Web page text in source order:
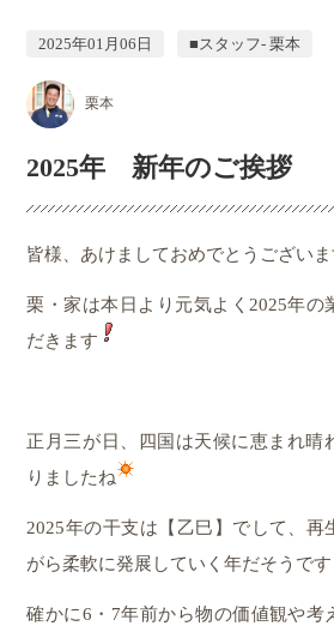
2025年01月06日 ■スタッフ- 栗本
栗本
2025年 新年のご挨拶
皆様、あけましておめでとうござい
栗・家は本日より元気よく2025年の
だきます
正月三が日、四国は天候に恵まれ晴
りましたね
2025年の干支は【乙巳】でして、再
がら柔軟に発展していく年だそうです
確かに6・7年前から物の価値観や考